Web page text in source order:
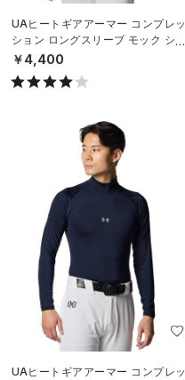
UAヒートギアアーマー コンプレッ
ション ロングスリーブ モック シャ
ツ（ベースボール/MEN）
￥4,400
UAヒートギアアーマー コンプレッ